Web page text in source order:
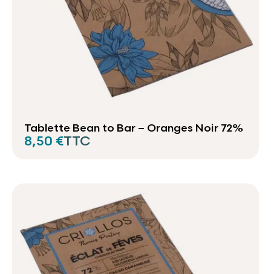
Tablette Bean to Bar – Oranges Noir 72%
8,50 €TTC